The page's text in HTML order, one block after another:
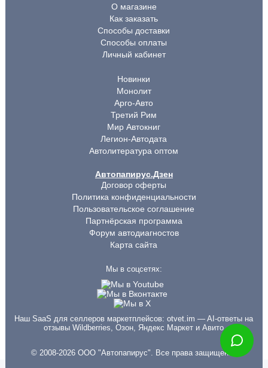
О магазине
Как заказать
Способы доставки
Способы оплаты
Личный кабинет
Новинки
Монолит
Арго-Авто
Третий Рим
Мир Автокниг
Легион-Автодата
Автолитература оптом
Автопапирус.Дзен
Договор оферты
Политика конфиденциальности
Пользовательское соглашение
Партнёрская программа
Форум автодиагностов
Карта сайта
Мы в соцсетях:
Наш SaaS для селлеров маркетплейсов:otvet.im — AI-ответы на
отзывы Wildberries, Озон, Яндекс Маркет и Авито
© 2008-2026 ООО "Автопапирус". Все права защищены.